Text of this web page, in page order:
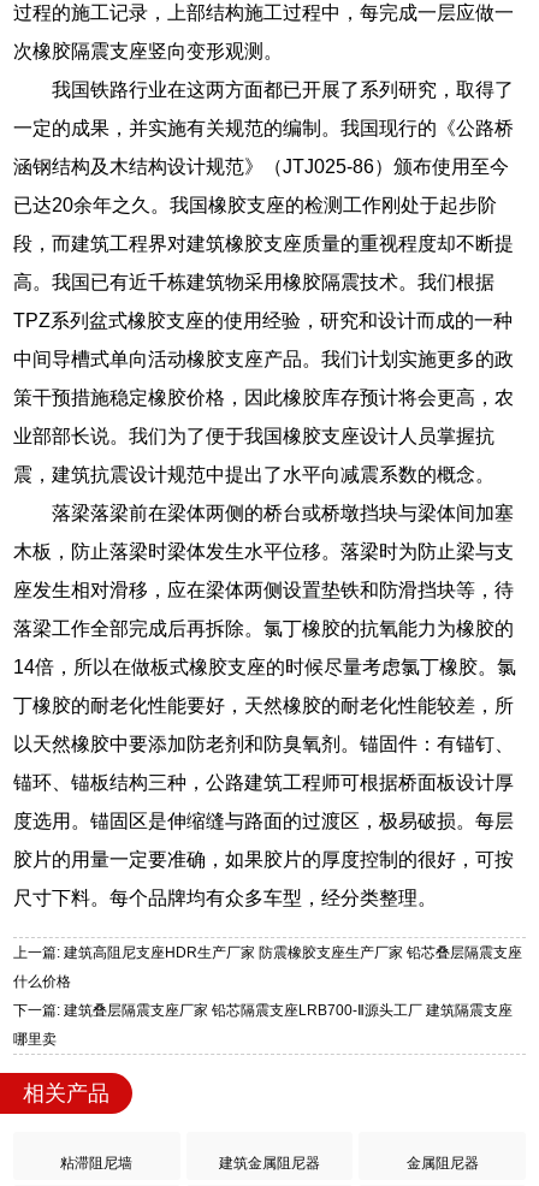
过程的施工记录，上部结构施工过程中，每完成一层应做一
次橡胶隔震支座竖向变形观测。
我国铁路行业在这两方面都已开展了系列研究，取得了
一定的成果，并实施有关规范的编制。我国现行的《公路桥
涵钢结构及木结构设计规范》（JTJ025-86）颁布使用至今
已达20余年之久。我国橡胶支座的检测工作刚处于起步阶
段，而建筑工程界对建筑橡胶支座质量的重视程度却不断提
高。我国已有近千栋建筑物采用橡胶隔震技术。我们根据
TPZ系列盆式橡胶支座的使用经验，研究和设计而成的一种
中间导槽式单向活动橡胶支座产品。我们计划实施更多的政
策干预措施稳定橡胶价格，因此橡胶库存预计将会更高，农
业部部长说。我们为了便于我国橡胶支座设计人员掌握抗
震，建筑抗震设计规范中提出了水平向减震系数的概念。
落梁落梁前在梁体两侧的桥台或桥墩挡块与梁体间加塞
木板，防止落梁时梁体发生水平位移。落梁时为防止梁与支
座发生相对滑移，应在梁体两侧设置垫铁和防滑挡块等，待
落梁工作全部完成后再拆除。氯丁橡胶的抗氧能力为橡胶的
14倍，所以在做板式橡胶支座的时候尽量考虑氯丁橡胶。氯
丁橡胶的耐老化性能要好，天然橡胶的耐老化性能较差，所
以天然橡胶中要添加防老剂和防臭氧剂。锚固件：有锚钉、
锚环、锚板结构三种，公路建筑工程师可根据桥面板设计厚
度选用。锚固区是伸缩缝与路面的过渡区，极易破损。每层
胶片的用量一定要准确，如果胶片的厚度控制的很好，可按
尺寸下料。每个品牌均有众多车型，经分类整理。
上一篇: 建筑高阻尼支座HDR生产厂家 防震橡胶支座生产厂家 铅芯叠层隔震支座
什么价格
下一篇: 建筑叠层隔震支座厂家 铅芯隔震支座LRB700-Ⅱ源头工厂 建筑隔震支座
哪里卖
相关产品
粘滞阻尼墙 建筑金属阻尼器 金属阻尼器